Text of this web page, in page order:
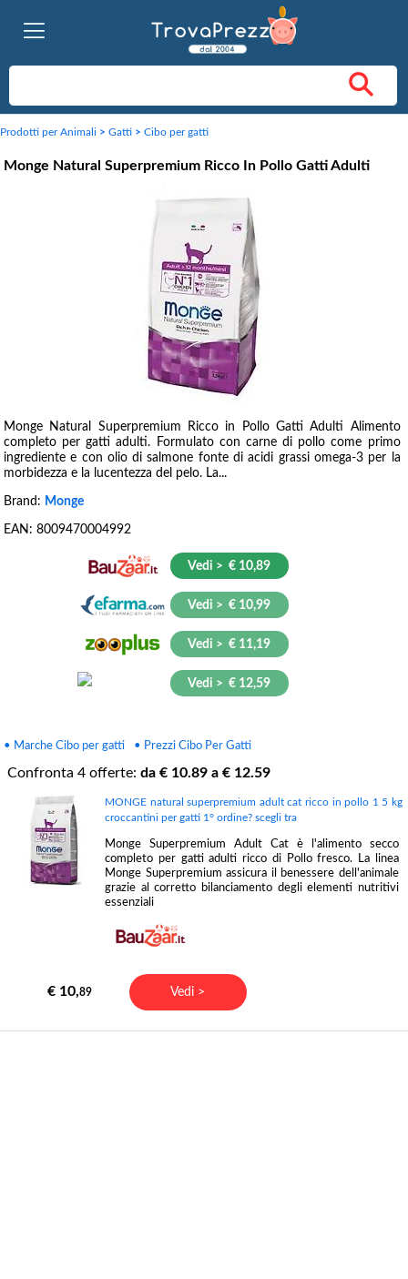
Prodotti per Animali > Gatti > Cibo per gatti
Monge Natural Superpremium Ricco In Pollo Gatti Adulti
Monge Natural Superpremium Ricco in Pollo Gatti Adulti Alimento
completo per gatti adulti. Formulato con carne di pollo come primo
ingrediente e con olio di salmone fonte di acidi grassi omega-3 per la
morbidezza e la lucentezza del pelo. La...
Brand: Monge
EAN: 8009470004992
Vedi > € 10,89
Vedi > € 10,99
Vedi > € 11,19
Vedi > € 12,59
• Marche Cibo per gatti • Prezzi Cibo Per Gatti
Confronta 4 offerte: da € 10.89 a € 12.59
MONGE natural superpremium adult cat ricco in pollo 1 5 kg
croccantini per gatti 1° ordine? scegli tra
Monge Superpremium Adult Cat è l'alimento secco
completo per gatti adulti ricco di Pollo fresco. La linea
Monge Superpremium assicura il benessere dell'animale
grazie al corretto bilanciamento degli elementi nutritivi
essenziali
€ 10,89 Vedi >